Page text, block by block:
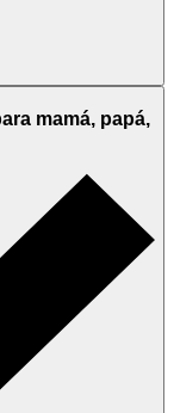
mamá, papá,